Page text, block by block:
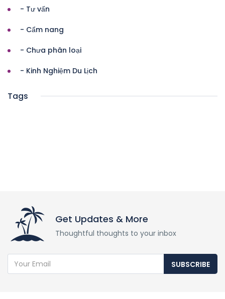
- Tư vấn
- Cẩm nang
- Chưa phân loại
- Kinh Nghiệm Du Lịch
Tags
Get Updates & More
Thoughtful thoughts to your inbox
SUBSCRIBE